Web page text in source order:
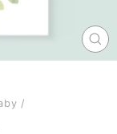
/